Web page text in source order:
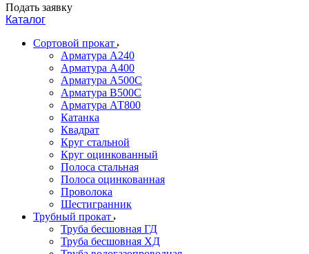
Подать заявку
Каталог
Сортовой прокат
Арматура А240
Арматура А400
Арматура А500C
Арматура В500С
Арматура АТ800
Катанка
Квадрат
Круг стальной
Круг оцинкованный
Полоса стальная
Полоса оцинкованная
Проволока
Шестигранник
Трубный прокат
Труба бесшовная ГД
Труба бесшовная ХД